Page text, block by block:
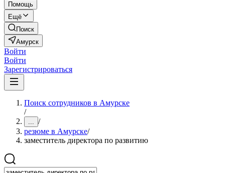
Помощь
Ещё
Поиск
Амурск
Войти
Войти
Зарегистрироваться
Поиск сотрудников в Амурске
/
... /
резюме в Амурске/
заместитель директора по развитию